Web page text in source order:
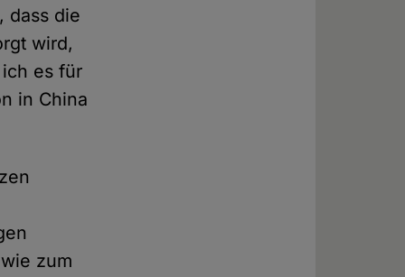
dass die
wird,
es für
in China
zum